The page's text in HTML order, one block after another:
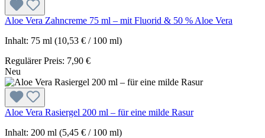
Aloe Vera Zahncreme 75 ml – mit Fluorid & 50 % Aloe Vera
Inhalt: 75 ml (10,53 € / 100 ml)
Regulärer Preis: 7,90 €
Neu
Aloe Vera Rasiergel 200 ml – für eine milde Rasur
Inhalt: 200 ml (5,45 € / 100 ml)